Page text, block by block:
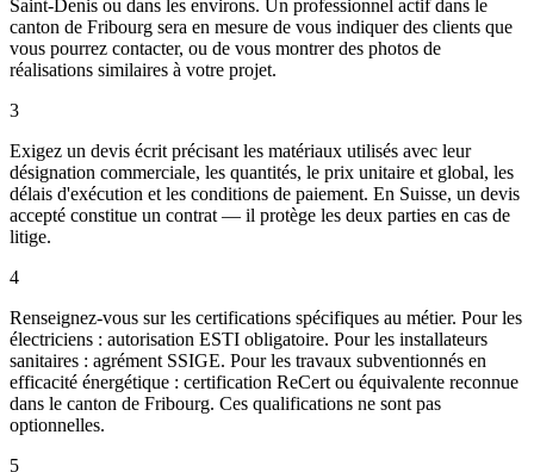
Saint-Denis ou dans les environs. Un professionnel actif dans le
canton de Fribourg sera en mesure de vous indiquer des clients que
vous pourrez contacter, ou de vous montrer des photos de
réalisations similaires à votre projet.
3
Exigez un devis écrit précisant les matériaux utilisés avec leur
désignation commerciale, les quantités, le prix unitaire et global, les
délais d'exécution et les conditions de paiement. En Suisse, un devis
accepté constitue un contrat — il protège les deux parties en cas de
litige.
4
Renseignez-vous sur les certifications spécifiques au métier. Pour les
électriciens : autorisation ESTI obligatoire. Pour les installateurs
sanitaires : agrément SSIGE. Pour les travaux subventionnés en
efficacité énergétique : certification ReCert ou équivalente reconnue
dans le canton de Fribourg. Ces qualifications ne sont pas
optionnelles.
5